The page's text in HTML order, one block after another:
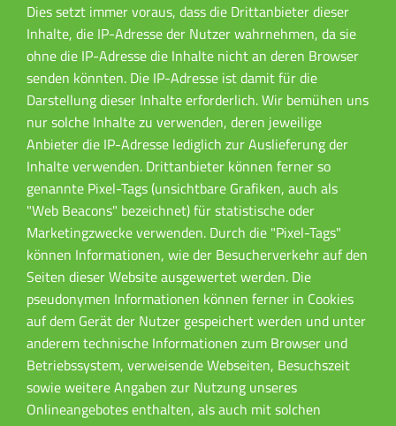
Dies setzt immer voraus, dass die Drittanbieter dieser
Inhalte, die IP-Adresse der Nutzer wahrnehmen, da sie
ohne die IP-Adresse die Inhalte nicht an deren Browser
senden könnten. Die IP-Adresse ist damit für die
Darstellung dieser Inhalte erforderlich. Wir bemühen uns
nur solche Inhalte zu verwenden, deren jeweilige
Anbieter die IP-Adresse lediglich zur Auslieferung der
Inhalte verwenden. Drittanbieter können ferner so
genannte Pixel-Tags (unsichtbare Grafiken, auch als
"Web Beacons" bezeichnet) für statistische oder
Marketingzwecke verwenden. Durch die "Pixel-Tags"
können Informationen, wie der Besucherverkehr auf den
Seiten dieser Website ausgewertet werden. Die
pseudonymen Informationen können ferner in Cookies
auf dem Gerät der Nutzer gespeichert werden und unter
anderem technische Informationen zum Browser und
Betriebssystem, verweisende Webseiten, Besuchszeit
sowie weitere Angaben zur Nutzung unseres
Onlineangebotes enthalten, als auch mit solchen